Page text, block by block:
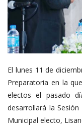
El lunes 11 de
Preparatoria en la
electos el pasado
desarrollará la
Municipal electo,